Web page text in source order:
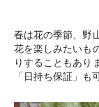
春は花の季節、野
花を楽しみたいも
りすることもあり
「日持ち保証」も